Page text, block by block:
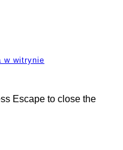
w witrynie
Escape to close the